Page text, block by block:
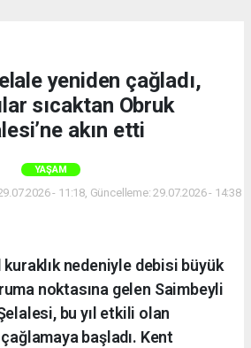
yeniden çağladı,
sıcaktan Obruk
akın etti
YAŞAM
- 11:18, Güncelleme: 29.07.2026 - 14:38
kuraklık nedeniyle debisi büyük
noktasına gelen Saimbeyli
bu yıl etkili olan
başladı. Kent